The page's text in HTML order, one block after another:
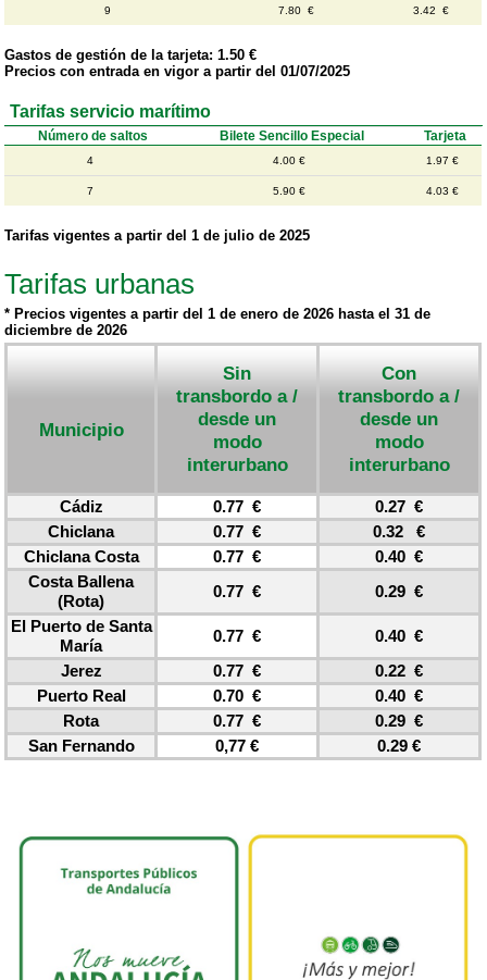
9 7.80 € 3.42 €
Gastos de gestión de la tarjeta: 1.50 €
Precios con entrada en vigor a partir del 01/07/2025
Tarifas servicio marítimo
Número de saltos Bilete Sencillo Especial Tarjeta
4 4.00 € 1.97 €
7 5.90 € 4.03 €
Tarifas vigentes a partir del 1 de julio de 2025
Tarifas urbanas
* Precios vigentes a partir del 1 de enero de 2026 hasta el 31 de
diciembre de 2026
Municipio
Sin
transbordo a /
desde un
modo
interurbano
Con
transbordo a /
desde un
modo
interurbano
Cádiz 0.77 €
0.27 €
Chiclana
0.77 €
0.32 €
Chiclana Costa
0.77 €
0.40 €
Costa Ballena
(Rota)
0.77 €
0.29 €
El Puerto de Santa
María
0.77 €
0.40 €
Jerez
0.77 €
0.22 €
Puerto Real
0.70 €
0.40 €
Rota
0.77 €
0.29 €
San Fernando
0,77 € 0.29 €